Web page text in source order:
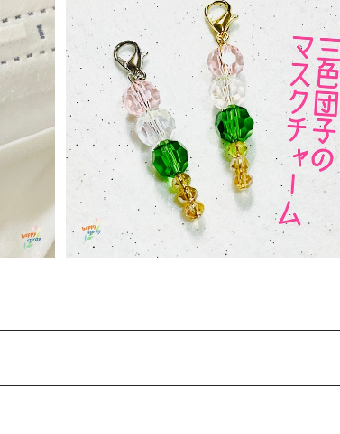
付けてお花見気分！三色団子のマスクチャー
ム
¥450